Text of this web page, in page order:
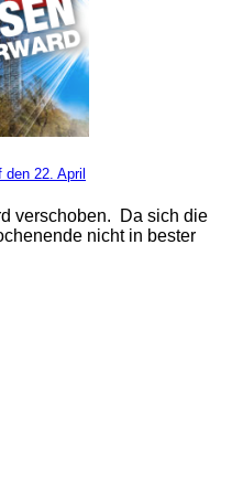
22. April
verschoben. Da sich die
nicht in bester